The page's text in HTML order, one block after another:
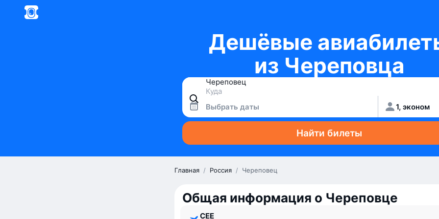
Дешёвые
из Череповца
Выбрать даты 1, эконом
Найти билеты
Главная / Россия / Череповец
Общая информация о Череповце
CEE